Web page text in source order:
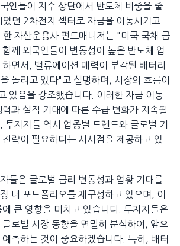
인들이 지수 상단에서 반도체 비중을 줄
었던 2차전지 섹터로 자금을 이동시키고
한 자산운용사 펀드매니저는 "미국 국채 금
께 외국인들이 변동성이 높은 반도체 업
면서, 밸류에이션 매력이 부각된 배터리
돌리고 있다"고 설명하며, 시장의 흐름이
있음을 강조했습니다. 이러한 자금 이동
과 실적 기대에 따른 수급 변화가 지속될
투자자들 역시 업종별 트렌드와 글로벌 기
략이 필요하다는 시사점을 제공하고 있
들은 글로벌 금리 변동성과 업황 기대를
내 포트폴리오를 재구성하고 있으며, 이
큰 영향을 미치고 있습니다. 투자자들은
로벌 시장 동향을 면밀히 분석하여, 앞으
측하는 것이 중요하겠습니다. 특히, 배터